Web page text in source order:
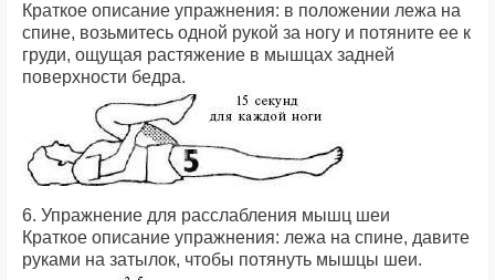
Краткое описание упражнения: в положении лежа на
спине, возьмитесь одной рукой за ногу и потяните ее к
груди, ощущая растяжение в мышцах задней
поверхности бедра.
6. Упражнение для расслабления мышц шеи
Краткое описание упражнения: лежа на спине, давите
руками на затылок, чтобы потянуть мышцы шеи.